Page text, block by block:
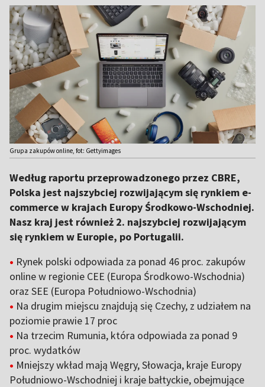
Grupa zakupów online, fot: Gettyimages
Według raportu przeprowadzonego przez CBRE,
Polska jest najszybciej rozwijającym się rynkiem e-
commerce w krajach Europy Środkowo-Wschodniej.
Nasz kraj jest również 2. najszybciej rozwijającym
się rynkiem w Europie, po Portugalii.
• Rynek polski odpowiada za ponad 46 proc. zakupów
online w regionie CEE (Europa Środkowo-Wschodnia)
oraz SEE (Europa Południowo-Wschodnia)
• Na drugim miejscu znajdują się Czechy, z udziałem na
poziomie prawie 17 proc
• Na trzecim Rumunia, która odpowiada za ponad 9
proc. wydatków
• Mniejszy wkład mają Węgry, Słowacja, kraje Europy
Południowo-Wschodniej i kraje bałtyckie, obejmujące